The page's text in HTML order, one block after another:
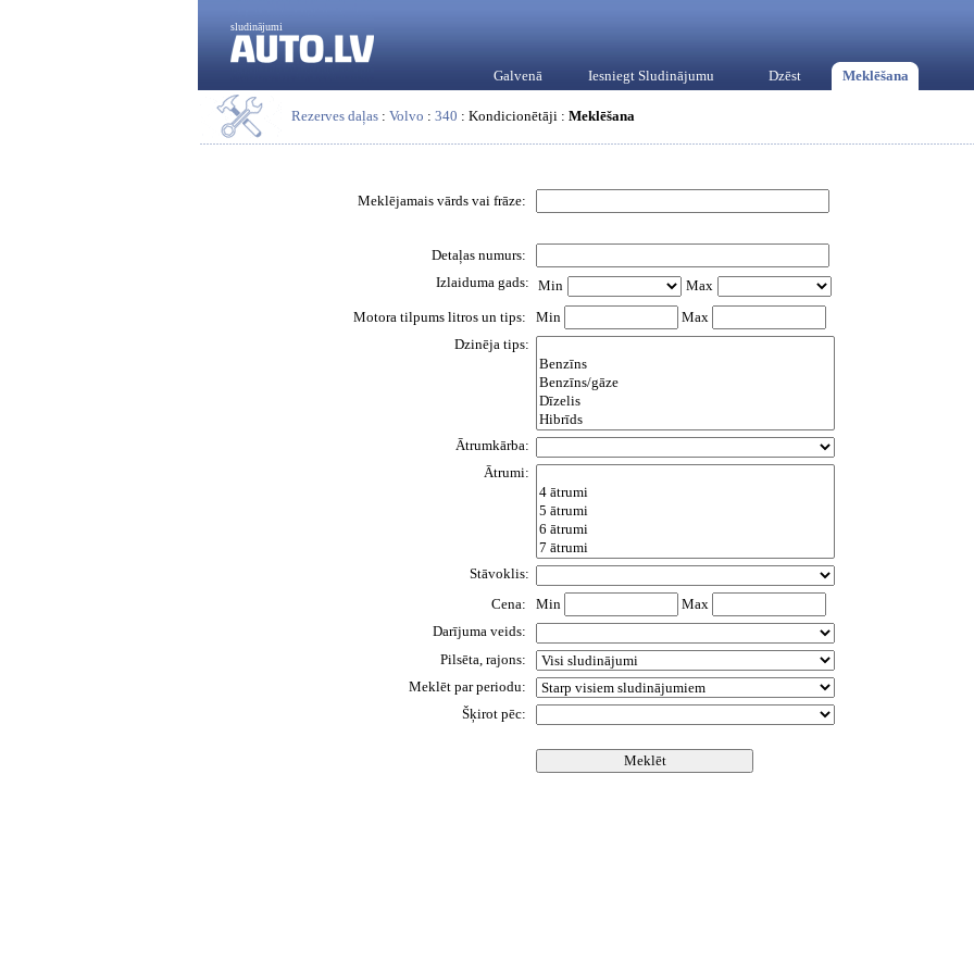
sludinājumi
Galvenā Iesniegt Sludinājumu Dzēst Meklēšana
Rezerves daļas : Volvo : 340 : Kondicionētāji : Meklēšana
Meklējamais vārds vai frāze:
Detaļas numurs:
Izlaiduma gads: Min
Max
Motora tilpums litros un tips:
Min
Max
Dzinēja tips:
Ātrumkārba:
Ātrumi:
Stāvoklis:
Cena:
Min
Max
Darījuma veids:
Pilsēta, rajons:
Meklēt par periodu:
Šķirot pēc: